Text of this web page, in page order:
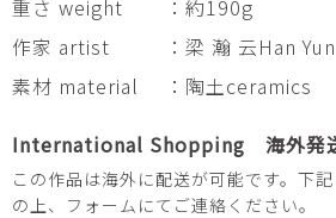
重さ weight
：約190g
作家 artist
：梁 瀚 云Han
素材 material
：陶土ceramics
International Shopping 海外発
この作品は海外に配送が可能です。下
の上、フォームにてご連絡ください。